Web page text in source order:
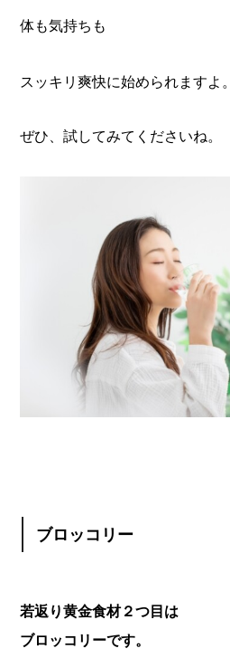
体も気持ちも
スッキリ爽快に始められますよ。
ぜひ、試してみてくださいね。
ブロッコリー
若返り黄金食材２つ目は
ブロッコリーです。